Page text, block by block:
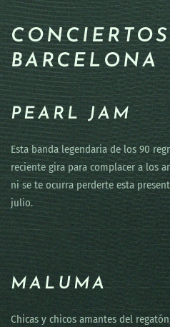
BARCELONA
PEARL JAM
Esta banda legendaria de los 90
reciente gira para complacer a los
ni se te ocurra perderte esta
julio.
MALUMA
Chicas y chicos amantes del